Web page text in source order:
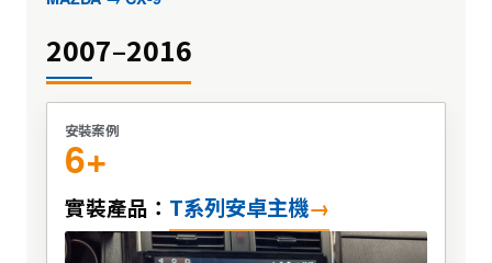
2007–2016
安裝案例
6+
實裝產品： T系列安卓主機